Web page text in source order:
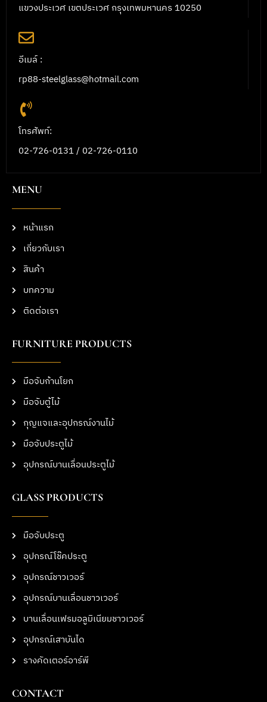
แขวงประเวศ เขตประเวศ กรุงเทพมหานคร 10250
อีเมล์ :
rp88-steelglass@hotmail.com
โทรศัพท์:
02-726-0131 / 02-726-0110
MENU
หน้าแรก
เกี่ยวกับเรา
สินค้า
บทความ
ติดต่อเรา
FURNITURE PRODUCTS
มือจับก้านโยก
มือจับตู้ไม้
กุญแจและอุปกรณ์งานไม้
มือจับประตูไม้
อุปกรณ์บานเลื่อนประตูไม้
GLASS PRODUCTS
มือจับประตู
อุปกรณ์โช๊คประตู
อุปกรณ์ชาวเวอร์
อุปกรณ์บานเลื่อนชาวเวอร์
บานเลื่อนเฟรมอลูมิเนียมชาวเวอร์
อุปกรณ์เสาบันได
รางคัดเตอร์อาร์พี
CONTACT